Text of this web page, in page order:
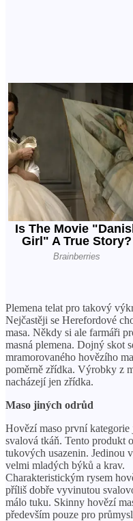
Plemena telat pro takový
Nejčastěji se Herefordové
masa. Někdy si ale farmáři
masná plemena. Dojný skot
mramorovaného hovězího
poměrně zřídka. Výrobky z
nacházejí jen zřídka.
Maso jiných odrůd
Hovězí maso první
svalová tkáň. Tento produkt
tukových usazenin. Jedinou
velmi mladých býků a krav.
Charakteristickým rysem
příliš dobře vyvinutou
málo tuku. Skinny hovězí
především pouze pro